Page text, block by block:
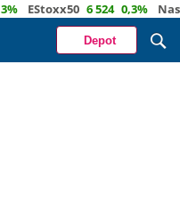
EStoxx50 6 524 0,3% Nasdaq
Depot